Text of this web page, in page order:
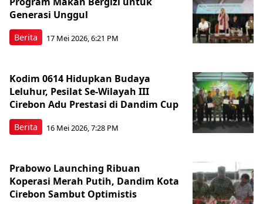
Berita
Generasi Unggul
17 Mei 2026, 6:21 PM
Berita
Kodim 0614 Hidupkan Budaya
Leluhur, Pesilat Se-Wilayah III
Cirebon Adu Prestasi di Dandim Cup
16 Mei 2026, 7:28 PM
Prabowo Launching Ribuan
Koperasi Merah Putih, Dandim Kota
Cirebon Sambut Optimistis